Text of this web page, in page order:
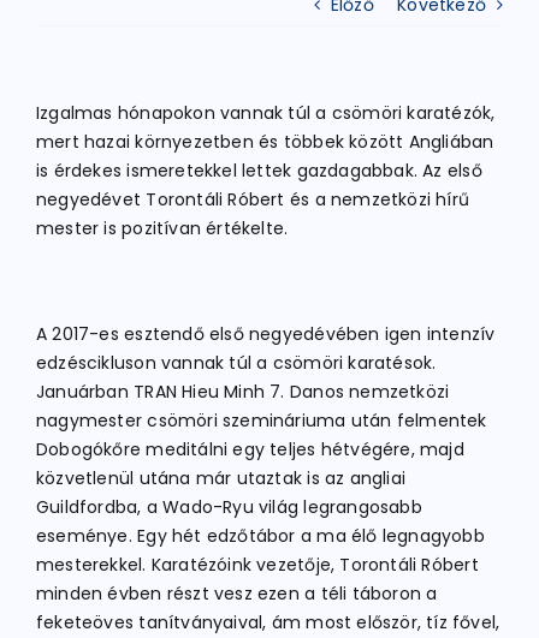
KERÉKPÁR
EGYÉB SPORTÁGAK
ELÉRHETŐSÉGEK
TAGDÍJ BEFIZETÉS
Előző Következő
Izgalmas hónapokon vannak túl a csömöri karatézók,
mert hazai környezetben és többek között Angliában
is érdekes ismeretekkel lettek gazdagabbak. Az első
negyedévet Torontáli Róbert és a nemzetközi hírű
mester is pozitívan értékelte.
A 2017-es esztendő első negyedévében igen intenzív
edzéscikluson vannak túl a csömöri karatésok.
Januárban TRAN Hieu Minh 7. Danos nemzetközi
nagymester csömöri szemináriuma után felmentek
Dobogókőre meditálni egy teljes hétvégére, majd
közvetlenül utána már utaztak is az angliai
Guildfordba, a Wado-Ryu világ legrangosabb
eseménye. Egy hét edzőtábor a ma élő legnagyobb
mesterekkel. Karatézóink vezetője, Torontáli Róbert
minden évben részt vesz ezen a téli táboron a
feketeöves tanítványaival, ám most először, tíz fővel,